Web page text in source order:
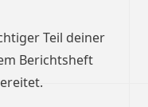
Teil deiner
Berichtsheft